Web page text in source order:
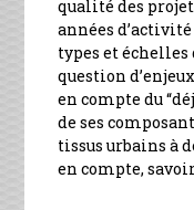
qualité des
années
types et
question
en compte du
de ses
tissus urbains à
en compte,